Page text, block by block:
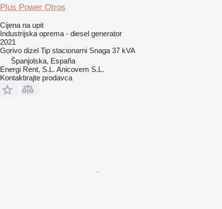
Plus Power Otros
Cijena na upit
Industrijska oprema - diesel generator
2021
Gorivo dizel Tip stacionarni Snaga 37 kVA
Španjolska, España
Energi Rent, S.L. Anicovem S.L.
Kontaktirajte prodavca